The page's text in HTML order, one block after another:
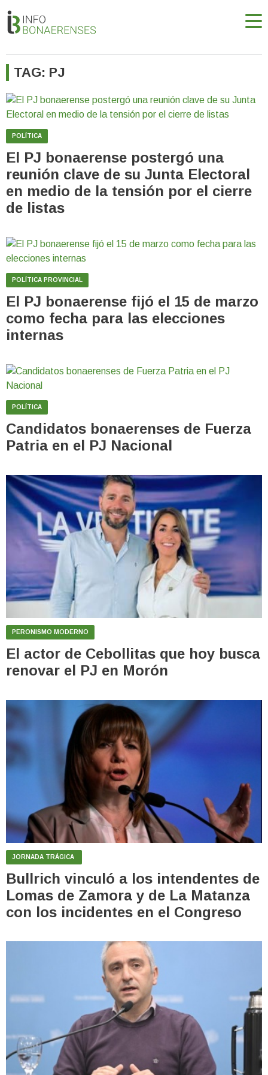
TAG: PJ
POLÍTICA
El PJ bonaerense postergó una
reunión clave de su Junta Electoral
en medio de la tensión por el cierre
de listas
POLÍTICA PROVINCIAL
El PJ bonaerense fijó el 15 de marzo
como fecha para las elecciones
internas
POLÍTICA
Candidatos bonaerenses de Fuerza
Patria en el PJ Nacional
PERONISMO MODERNO
El actor de Cebollitas que hoy busca
renovar el PJ en Morón
JORNADA TRÁGICA
Bullrich vinculó a los intendentes de
Lomas de Zamora y de La Matanza
con los incidentes en el Congreso